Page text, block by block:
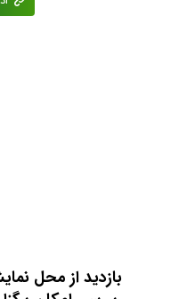
بازدید از محل